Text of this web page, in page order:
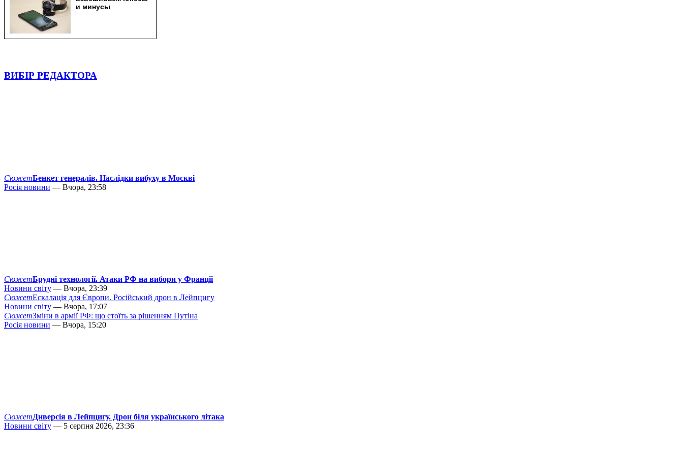
ВИБІР РЕДАКТОРА
СюжетБенкет генералів. Наслідки вибуху в Москві
Росія новини — Вчора, 23:58
СюжетБрудні технології. Атаки РФ на вибори у Франції
Новини світу — Вчора, 23:39
СюжетЕскалація для Європи. Російський дрон в Лейпцигу
Новини світу — Вчора, 17:07
СюжетЗміни в армії РФ: що стоїть за рішенням Путіна
Росія новини — Вчора, 15:20
СюжетДиверсія в Лейпцигу. Дрон біля українського літака
Новини світу — 5 серпня 2026, 23:36